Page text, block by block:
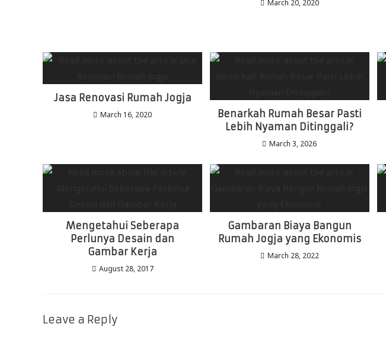
March 20, 2020
Jasa Renovasi Rumah Jogja
March 16, 2020
Benarkah Rumah Besar Pasti
Lebih Nyaman Ditinggali?
March 3, 2026
Mengetahui Seberapa
Perlunya Desain dan
Gambar Kerja
August 28, 2017
Gambaran Biaya Bangun
Rumah Jogja yang Ekonomis
March 28, 2022
Leave a Reply